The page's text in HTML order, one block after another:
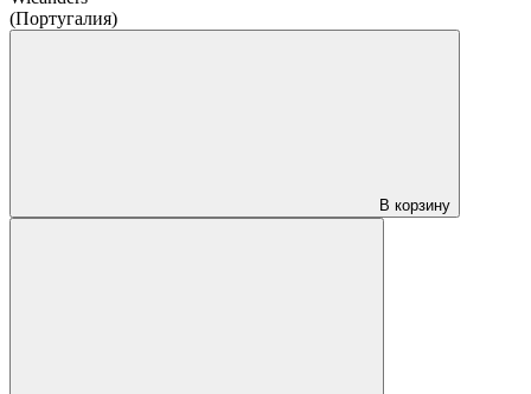
(Португалия)
В корзину